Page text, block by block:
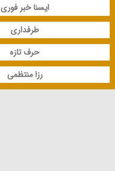
ایسنا خبر فوری
طرفداری
حرف تازه
رزا منتظمی